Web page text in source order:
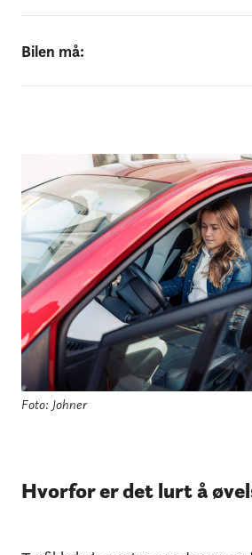
Bilen må:
Foto: Johner
Hvorfor er det lurt å